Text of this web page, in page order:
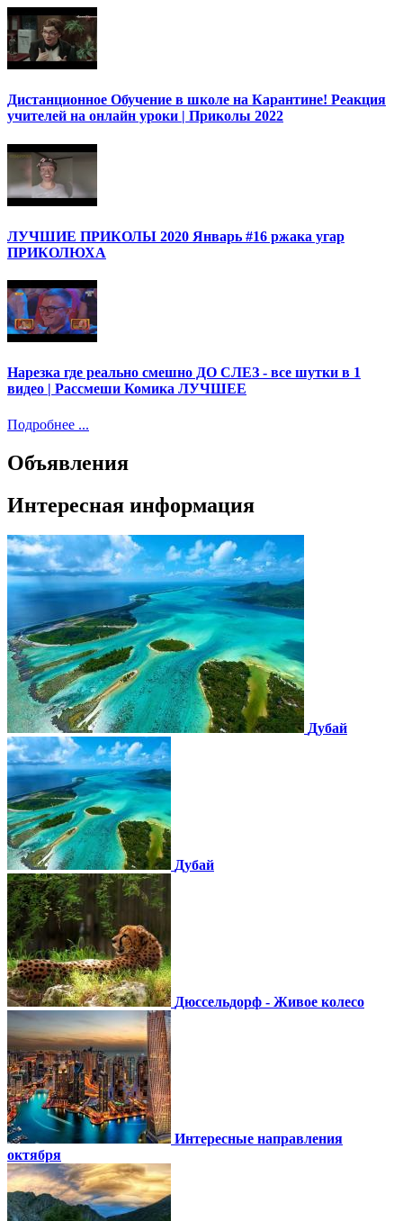
Дистанционное Обучение в школе на Карантине! Реакция
учителей на онлайн уроки | Приколы 2022
ЛУЧШИЕ ПРИКОЛЫ 2020 Январь #16 ржака угар
ПРИКОЛЮХА
Нарезка где реально смешно ДО СЛЕЗ - все шутки в 1
видео | Рассмеши Комика ЛУЧШЕЕ
Подробнее ...
Объявления
Интересная информация
Дубай
Дубай
Дюссельдорф - Живое колесо
Интересные направления
октября